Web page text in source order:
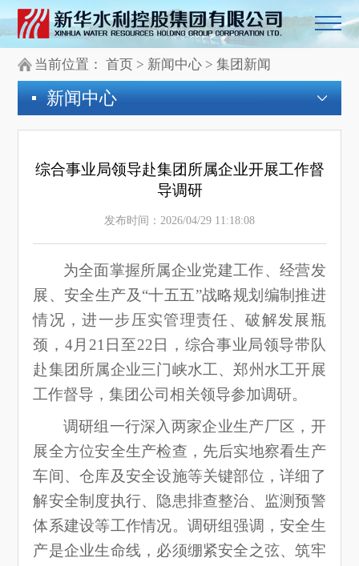
当前位置： 首页 > 新闻中心 >集团新闻
新闻中心
综合事业局领导赴集团所属企业开展工作督
导调研
发布时间：2026/04/29 11:18:08
为全面掌握所属企业党建工作、经营发
展、安全生产及“十五五”战略规划编制推进
情况，进一步压实管理责任、破解发展瓶
颈，4月21日至22日，综合事业局领导带队
赴集团所属企业三门峡水工、郑州水工开展
工作督导，集团公司相关领导参加调研。
调研组一行深入两家企业生产厂区，开
展全方位安全生产检查，先后实地察看生产
车间、仓库及安全设施等关键部位，详细了
解安全制度执行、隐患排查整治、监测预警
体系建设等工作情况。调研组强调，安全生
产是企业生命线，必须绷紧安全之弦、筑牢